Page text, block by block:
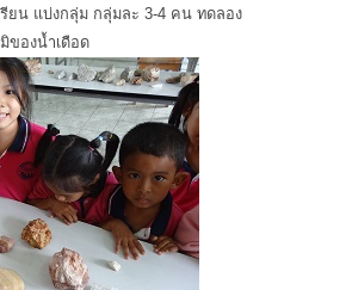
ยน แบ่งกลุ่ม กลุ่มละ 3-4 คน ทดลอง
ของน้ำเดือด